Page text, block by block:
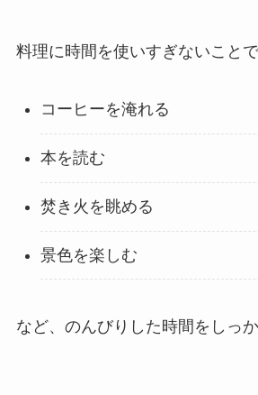
料理に時間を使いすぎないことで
コーヒーを淹れる
本を読む
焚き火を眺める
景色を楽しむ
など、のんびりした時間をしっ